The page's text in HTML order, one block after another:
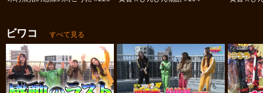
ビワコ すべて見る